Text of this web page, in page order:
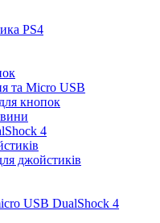
PS4
та Micro USB
кнопок
4
джойстиків
USB DualShock 4